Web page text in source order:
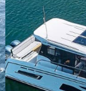
para una
la puesta de